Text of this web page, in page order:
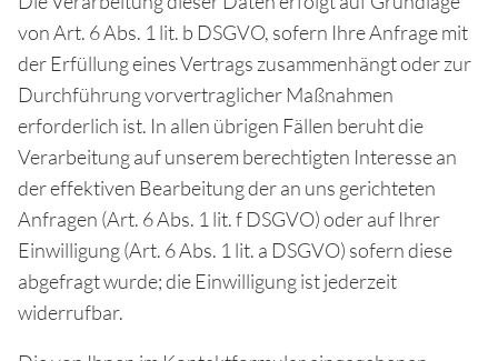
von Art. 6 Abs. 1 lit. b DSGVO, sofern Ihre Anfrage mit
der Erfüllung eines Vertrags zusammenhängt oder zur
Durchführung vorvertraglicher Maßnahmen
erforderlich ist. In allen übrigen Fällen beruht die
Verarbeitung auf unserem berechtigten Interesse an
der effektiven Bearbeitung der an uns gerichteten
Anfragen (Art. 6 Abs. 1 lit. f DSGVO) oder auf Ihrer
Einwilligung (Art. 6 Abs. 1 lit. a DSGVO) sofern diese
abgefragt wurde; die Einwilligung ist jederzeit
widerrufbar.